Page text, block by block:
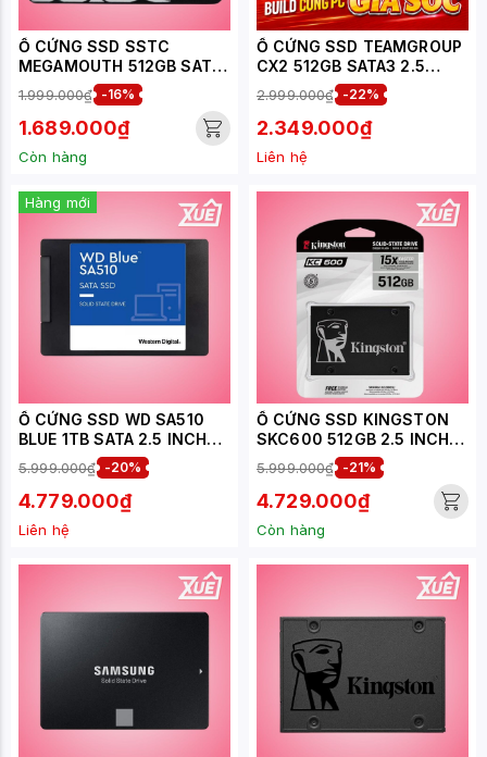
Ổ CỨNG SSD SSTC
MEGAMOUTH 512GB SATA
III (MS-M100-512Q)
1.999.000₫ -16%
1.689.000₫
Còn hàng
Ổ CỨNG SSD TEAMGROUP
CX2 512GB SATA3 2.5
INCH (ĐỌC 530MB/S, GHI
470MB/S) -
(T253X6512G0C101)
2.999.000₫ -22%
2.349.000₫
Liên hệ
Hàng mới
Ổ CỨNG SSD WD SA510
BLUE 1TB SATA 2.5 INCH
(ĐỌC 560MB/S - GHI
520MB/S) -
(WDS100T3B0A)
5.999.000₫ -20%
4.779.000₫
Liên hệ
Ổ CỨNG SSD KINGSTON
SKC600 512GB 2.5 INCH
SATA3 (ĐỌC 550MB/S -
GHI 520MB/S) -
(KC600/512GB)
5.999.000₫ -21%
4.729.000₫
Còn hàng